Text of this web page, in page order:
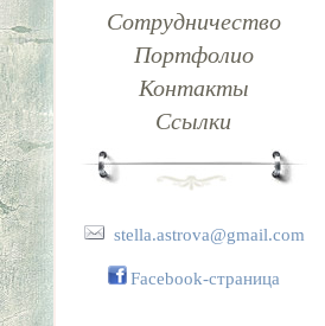
Сотрудничество
Портфолио
Контакты
Ссылки
stella.astrova@gmail.com
Facebook-страница